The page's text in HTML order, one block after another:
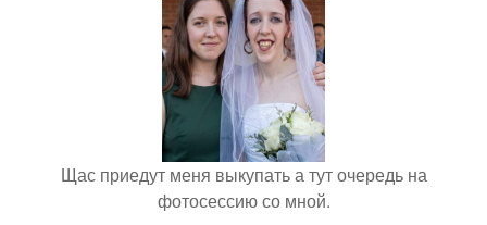
Щас приедут меня выкупать а тут очередь на
фотосессию со мной.